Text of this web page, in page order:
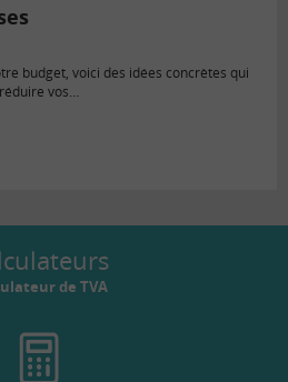
budget, voici des idées concrètes qui
vos…
de TVA